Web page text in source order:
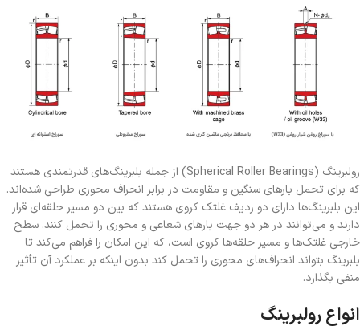
رولبرینگ (Spherical Roller Bearings) از جمله بلبرینگ‌های قدرتمندی هستند
که برای تحمل بارهای سنگین و مقاومت در برابر انحراف محوری طراحی شده‌اند.
این بلبرینگ‌ها دارای دو ردیف غلتک کروی هستند که بین دو مسیر حلقه‌ای قرار
دارند و می‌توانند در هر دو جهت بارهای شعاعی و محوری را تحمل کنند. سطح
خارجی غلتک‌ها و مسیر حلقه‌ها کروی است، که این امکان را فراهم می‌کند تا
بلبرینگ بتواند انحراف‌های محوری را تحمل کند بدون اینکه بر عملکرد آن تأثیر
منفی بگذارد.
انواع رولبرینگ